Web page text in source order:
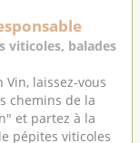
viticoles, balades
Vin, laissez-vous
chemins de la
et partez à la
pépites viticoles